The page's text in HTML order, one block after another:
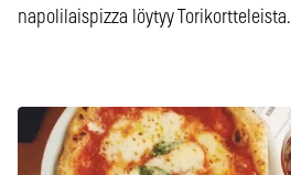
napolilaispizza löytyy Torikortteleista.